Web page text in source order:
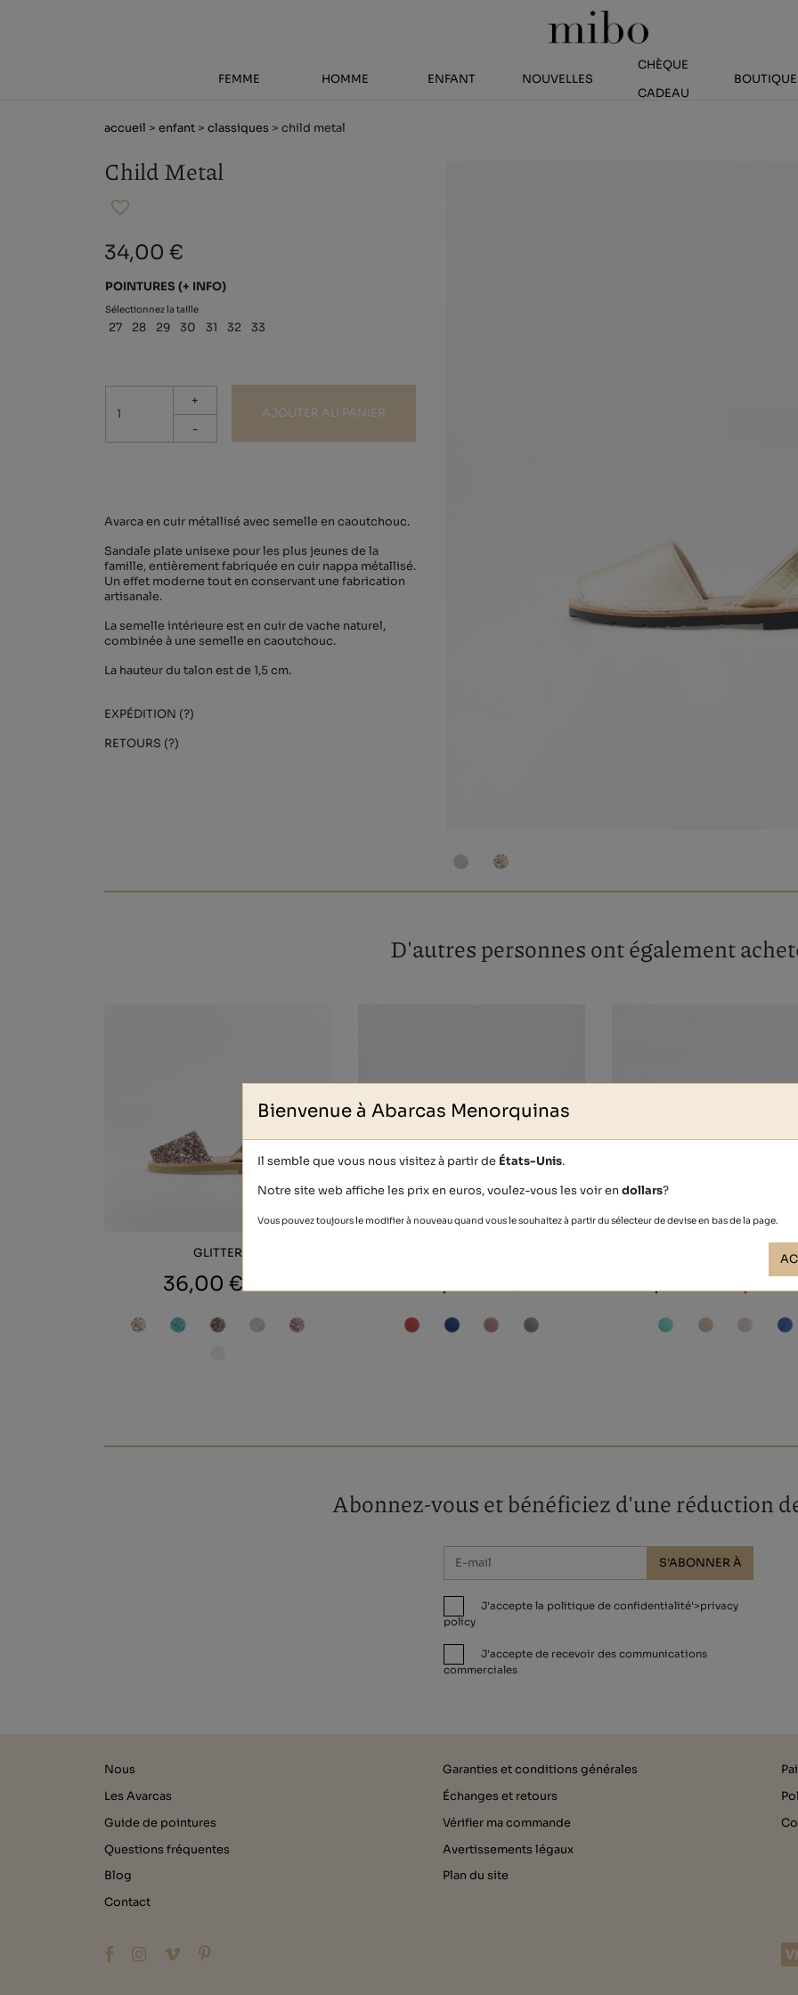
FEMME HOMME ENFANT NOUVELLES
CHÈQUE
CADEAU
accueil > enfant > classiques > child metal
Child Metal
34,00 €
POINTURES (+ INFO)
Sélectionnez la taille
27 28 29 30 31 32 33
+
-
AJOUTER AU PANIER
Avarca en cuir métallisé avec semelle en caoutchouc.
Sandale plate unisexe pour les plus jeunes de la
famille, entièrement fabriquée en cuir nappa métallisé.
Un effet moderne tout en conservant une fabrication
artisanale.
La semelle intérieure est en cuir de vache naturel,
combinée à une semelle en caoutchouc.
La hauteur du talon est de 1,5 cm.
EXPÉDITION (?)
RETOURS (?)
D'autres personnes ont également
GLITTER
36,00 € 45,95 €
Abonnez-vous et bénéficiez d'une réduction
S'ABONNER À
J'accepte la politique de confidentialité'>privacy
policy
J'accepte de recevoir des communications
commerciales
Nous
Les Avarcas
Guide de pointures
Questions fréquentes
Blog
Contact
Garanties et conditions générales
Échanges et retours
Vérifier ma commande
Avertissements légaux
Plan du site
Bienvenue à Abarcas Menorquinas
Il semble que vous nous visitez à partir de États-Unis.
Notre site web affiche les prix en euros, voulez-vous les voir endollars?
Vous pouvez toujours le modifier à nouveau quand vous le souhaitez à partir du sélecteur de devise en bas de la page.